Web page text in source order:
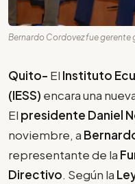
Bernardo Cordovez fue gerente
Quito- El Instituto
(IESS) encara una
El presidente Daniel
noviembre, a
representante de la
Directivo. Según la